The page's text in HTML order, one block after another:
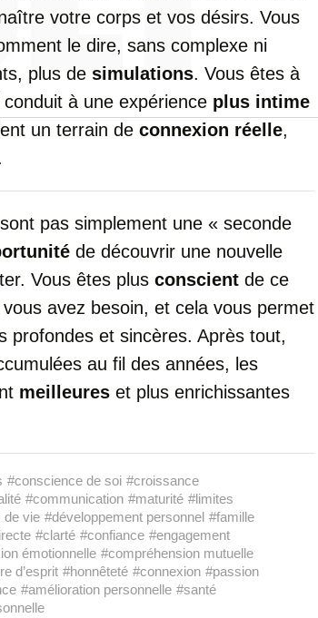
votre corps et vos désirs. Vous
le dire, sans complexe ni
plus de simulations. Vous êtes à
conduit à une expérience plus intime
un terrain de connexion réelle,
sont pas simplement une « seconde
de découvrir une nouvelle
Vous êtes plus conscient de ce
vous avez besoin, et cela vous permet
profondes et sincères. Après tout,
au fil des années, les
meilleures et plus enrichissantes
#conscience de soi #croissance
#communication #maturité #limites
de vie #développement personnel #famille
#clarté #confiance #engagement
émotionnelle #compréhension mutuelle
d’esprit #honnêteté #connexion #passion
#amélioration personnelle #santé